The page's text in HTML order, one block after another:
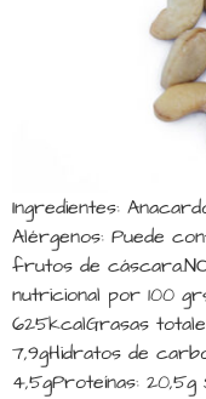
Ingredientes:
Alérgenos: Puede
frutos de
nutricional por 100
625kcalGrasas
7,9gHidratos de
4,5gProteínas: 20,5g